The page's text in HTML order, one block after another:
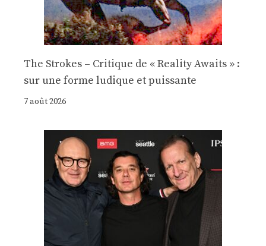
The Strokes – Critique de « Reality Awaits » :
sur une forme ludique et puissante
7 août 2026